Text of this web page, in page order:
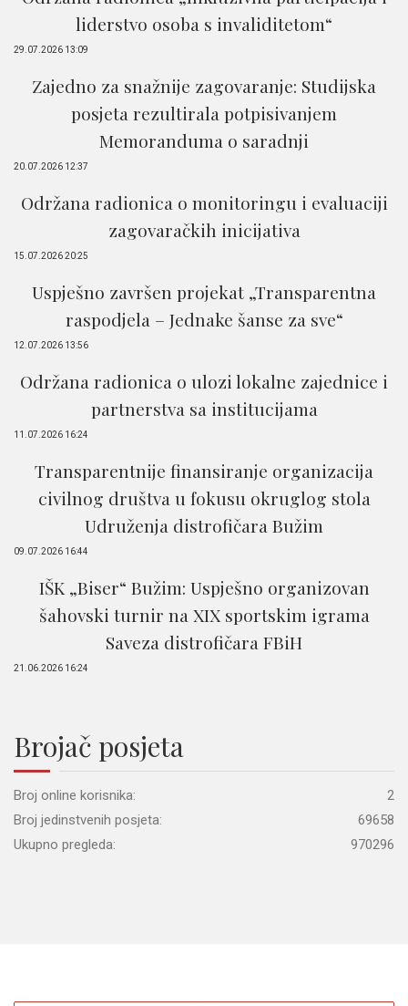
liderstvo osoba s invaliditetom“
29.07.2026 13:09
Zajedno za snažnije zagovaranje: Studijska
posjeta rezultirala potpisivanjem
Memoranduma o saradnji
20.07.2026 12:37
Održana radionica o monitoringu i evaluaciji
zagovaračkih inicijativa
15.07.2026 20:25
Uspješno završen projekat „Transparentna
raspodjela – Jednake šanse za sve“
12.07.2026 13:56
Održana radionica o ulozi lokalne zajednice i
partnerstva sa institucijama
11.07.2026 16:24
Transparentnije finansiranje organizacija
civilnog društva u fokusu okruglog stola
Udruženja distrofičara Bužim
09.07.2026 16:44
IŠK „Biser“ Bužim: Uspješno organizovan
šahovski turnir na XIX sportskim igrama
Saveza distrofičara FBiH
21.06.2026 16:24
Brojač posjeta
Broj online korisnika:
2
Broj jedinstvenih posjeta:
69658
Ukupno pregleda:
970296